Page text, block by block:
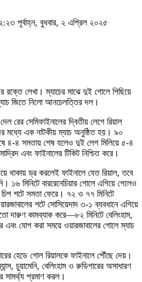
পূর্বাহ্ন, বুধবার, ২ এপ্রিল ২০২৫
রক্তে লেখা। ম্যাচের মাঝে দুই গোলে পিছিয়ে
জিতে নিলো আনচেলত্তির দল।
রের সেমিফাইনালের দ্বিতীয় লেগে রিয়াল
মধ্যে এক নাটকীয় ম্যাচ অনুষ্ঠিত হয়। ৯০
৪-৪ সমতায় শেষ হলেও দুই লেগ মিলিয়ে ৫-৪
এবং ফাইনালের টিকিট নিশ্চিত করে।
থাকায় ড্র করলেই ফাইনালে যেত রিয়াল, তবে
১৬ মিনিটে বাররেনেচিয়ার গোলে এগিয়ে গেলেও
চিপ শটে সমতা ফেরে। ৭২ ও ৭৭ মিনিটে
শটে সোসিয়েদাদ ৩-১ ব্যবধানে এগিয়ে
দারুণ কামব্যাক করে—৮২ মিনিটে বেলিংহাম,
এবং যোগ করা সময়ে ওয়ারজাবালের গোলে ম্যাচ
হেডে গোল রিয়ালকে ফাইনালে পৌঁছে দেয়।
চুয়ামেনি, বেলিংহাম ও রুডিগারের অসাধারণ
সামর্থ্য প্রমাণ করল।